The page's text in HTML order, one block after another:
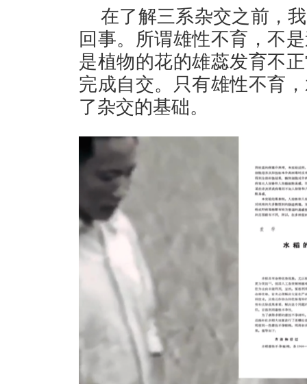
在了解三系杂交之前，
回事。所谓雄性不育，不
是植物的花的雄蕊发育不
完成自交。只有雄性不育
了杂交的基础。